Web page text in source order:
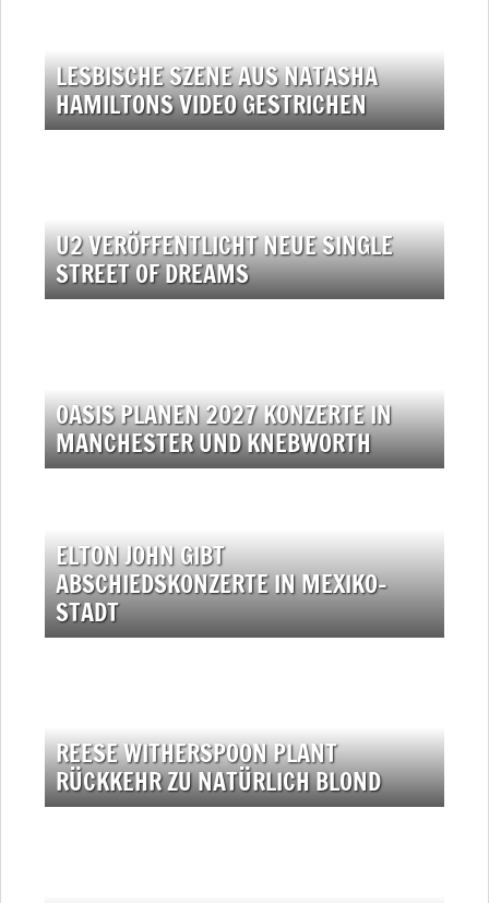
LESBISCHE SZENE AUS NATASHA
HAMILTONS VIDEO GESTRICHEN
U2 VERÖFFENTLICHT NEUE SINGLE
STREET OF DREAMS
OASIS PLANEN 2027 KONZERTE IN
MANCHESTER UND KNEBWORTH
ELTON JOHN GIBT
ABSCHIEDSKONZERTE IN MEXIKO-
STADT
REESE WITHERSPOON PLANT
RÜCKKEHR ZU NATÜRLICH BLOND